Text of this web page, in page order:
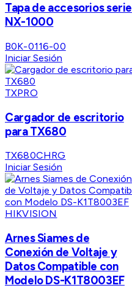
Tapa de accesorios serie
NX-1000
B0K-0116-00
Iniciar Sesión
TXPRO
Cargador de escritorio
para TX680
TX680CHRG
Iniciar Sesión
HIKVISION
Arnes Siames de
Conexión de Voltaje y
Datos Compatible con
Modelo DS-K1T8003EF